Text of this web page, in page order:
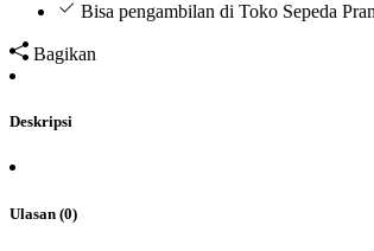
Bisa pengambilan di Toko Sepeda
Bagikan
Deskripsi
Ulasan (0)